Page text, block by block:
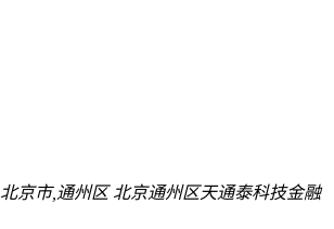
北京市,通州区 北京通州区天通泰科技金融